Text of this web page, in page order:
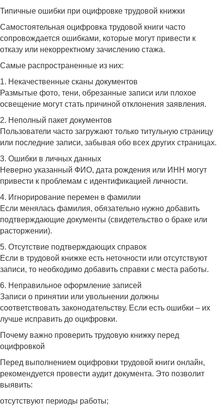
Типичные ошибки при оцифровке трудовой книжки
Самостоятельная оцифровка трудовой книги часто
сопровождается ошибками, которые могут привести к
отказу или некорректному зачислению стажа.
Самые распространенные из них:
1. Некачественные сканы документов
Размытые фото, тени, обрезанные записи или плохое
освещение могут стать причиной отклонения заявления.
2. Неполный пакет документов
Пользователи часто загружают только титульную страницу
или последние записи, забывая обо всех других страницах.
3. Ошибки в личных данных
Неверно указанный ФИО, дата рождения или ИНН могут
привести к проблемам с идентификацией личности.
4. Игнорирование перемен в фамилии
Если менялась фамилия, обязательно нужно добавить
подтверждающие документы (свидетельство о браке или
расторжении).
5. Отсутствие подтверждающих справок
Если в трудовой книжке есть неточности или отсутствуют
записи, то необходимо добавить справки с места работы.
6. Неправильное оформление записей
Записи о принятии или увольнении должны
соответствовать законодательству. Если есть ошибки – их
лучше исправить до оцифровки.
Почему важно проверить трудовую книжку перед
оцифровкой
Перед выполнением оцифровки трудовой книги онлайн,
рекомендуется провести аудит документа. Это позволит
выявить:
отсутствуют периоды работы;